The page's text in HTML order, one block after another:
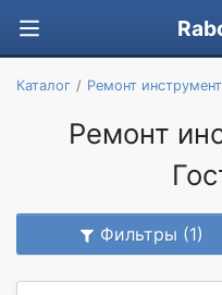
Каталог Ремонт
Ремонт
Фильтры (1)